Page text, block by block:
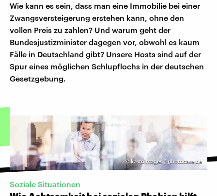
Wie kann es sein, dass man eine Immobilie bei einer
Zwangsversteigerung erstehen kann, ohne den
vollen Preis zu zahlen? Und warum geht der
Bundesjustizminister dagegen vor, obwohl es kaum
Fälle in Deutschland gibt? Unsere Hosts sind auf der
Spur eines möglichen Schlupflochs in der deutschen
Gesetzgebung.
©kastoimages / photocase.de
Soziale Situationen